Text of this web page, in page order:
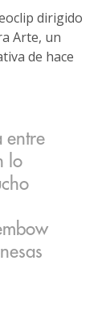
dirigido
Arte, un
de hace
entre
lo